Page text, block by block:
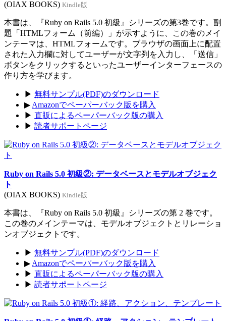
(OIAX BOOKS) Kindle版
本書は、『Ruby on Rails 5.0 初級』シリーズの第3巻です。副
題「HTMLフォーム（前編）」が示すように、この巻のメイ
ンテーマは、HTMLフォームです。ブラウザの画面上に配置
された入力欄に対してユーザーが文字列を入力し、「送信」
ボタンをクリックするといったユーザーインターフェースの
作り方を学びます。
▶ 無料サンプル(PDF)のダウンロード
▶ Amazonでペーパーバック版を購入
▶ 直販によるペーパーバック版の購入
▶ 読者サポートページ
Ruby on Rails 5.0 初級②: データベースとモデルオブジェク
ト
(OIAX BOOKS) Kindle版
本書は、『Ruby on Rails 5.0 初級』シリーズの第 2 巻です。
この巻のメインテーマは、モデルオブジェクトとリレーショ
ンオブジェクトです。
▶ 無料サンプル(PDF)のダウンロード
▶ Amazonでペーパーバック版を購入
▶ 直販によるペーパーバック版の購入
▶ 読者サポートページ